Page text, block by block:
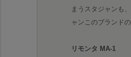
まうスタジャンも
ャンこのブランド
リモンタ MA-1